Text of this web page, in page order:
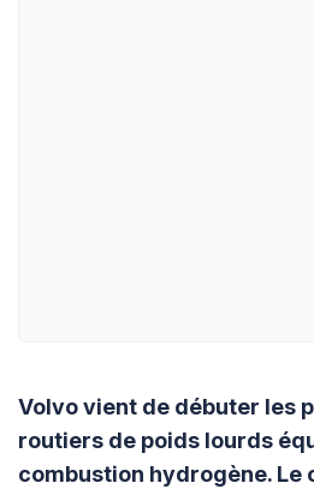
Volvo vient de débuter les
routiers de poids lourds
combustion hydrogène.